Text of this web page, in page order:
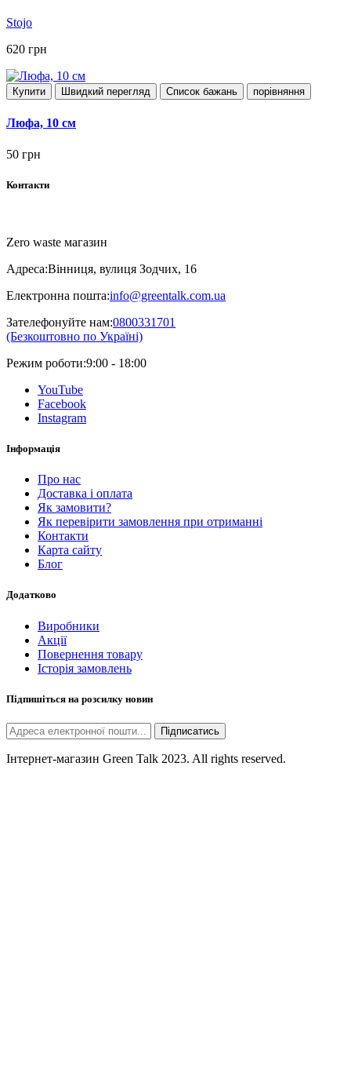
Stojo
620 грн
Купити Швидкий перегляд Список бажань порівняння
Люфа, 10 см
50 грн
Контакти
Zero waste магазин
Адреса:Вінниця, вулиця Зодчих, 16
Електронна пошта:info@greentalk.com.ua
Зателефонуйте нам:0800331701
(Безкоштовно по Україні)
Режим роботи:9:00 - 18:00
YouTube
Facebook
Instagram
Інформація
Про нас
Доставка і оплата
Як замовити?
Як перевірити замовлення при отриманні
Контакти
Карта сайту
Блог
Додатково
Виробники
Акції
Повернення товару
Історія замовлень
Підпишіться на розсилку новин
Підписатись
Інтернет-магазин Green Talk 2023. All rights reserved.